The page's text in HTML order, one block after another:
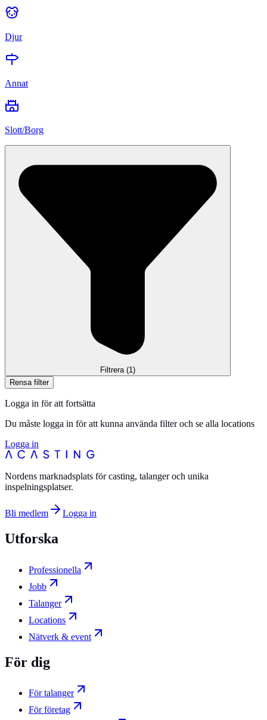
Djur
Annat
Slott/Borg
Filtrera (1)
Rensa filter
Logga in för att fortsätta
Du måste logga in för att kunna använda filter och se alla locations
Logga in
Nordens marknadsplats för casting, talanger och unika
inspelningsplatser.
Bli medlem Logga in
Utforska
Professionella
Jobb
Talanger
Locations
Nätverk & event
För dig
För talanger
För företag